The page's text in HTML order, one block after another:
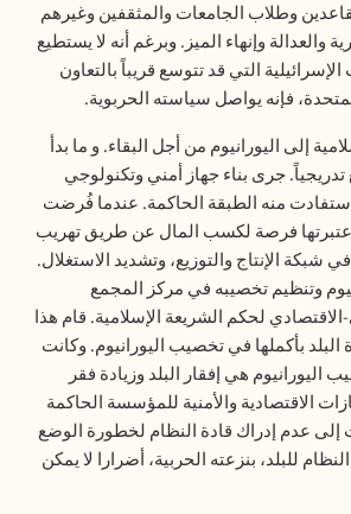
وطلاب الجامعات والمثقفين وغيرهم
والعدالة وإنهاء الميز. وبرغم أنه لا يستطيع
التي قد تتوسع قريباً بالتعاون
فإنه يواصل سياسته الحربوية.
إلى اليورانيوم من أجل البقاء. و ما بدأ
. جرى بناء جهاز أمني وتكنولوجي
منه الطبقة الحاكمة. عندما فُرضت
فرصة لكسب المال عن طريق تهريب
شبكة الإنتاج والتوزيع، وتشديد الاستغلال.
وتنظيم تخصيبه في مركز المجمع
لحكم الشريعة الإسلامية. قام هذا
البلد بأكملها في تخصيب اليورانيوم. وكانت
اليورانيوم هي إفقار البلد وزيادة فقر
الاقتصادية والأمنية للمؤسسة الحاكمة
عدم إدراك قادة النظام لخطورة الوضع
للبلد، بنزعته الحربية، أضرارا لا يمكن